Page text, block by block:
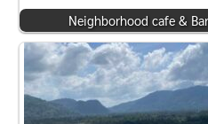
Neighborhood cafe &